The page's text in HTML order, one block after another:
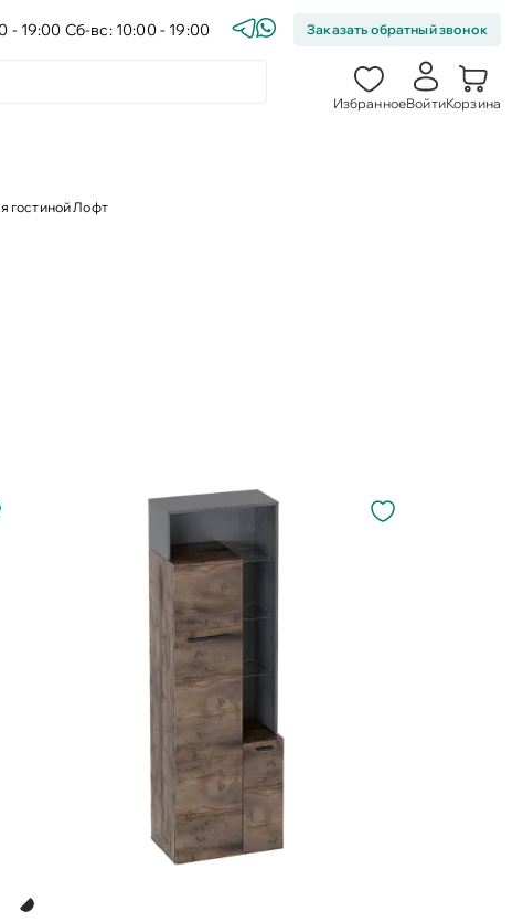
- 19:00 Сб-вс: 10:00 - 19:00 Заказать обратный звонок
ИзбранноеВойтиКорзина
гостиной Лофт